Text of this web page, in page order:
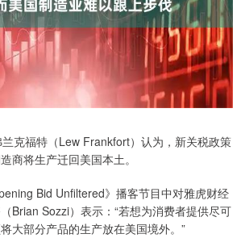
福特（Lew Frankfort）认为，新关税政策
商将生产迁回美国本土。
Bid Unfiltered》播客节目中对雅虎财经
Brian Sozzi）表示：“若想为消费者提供尽可
大部分产品的生产放在美国境外。”